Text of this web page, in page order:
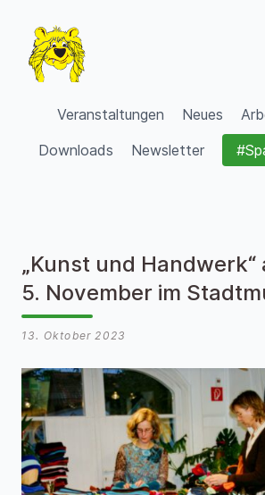
VVV Burgdorf
Veranstaltungen Neues
Downloads
Newsletter
„Kunst und Handwerk“
5. November im
13. Oktober 2023